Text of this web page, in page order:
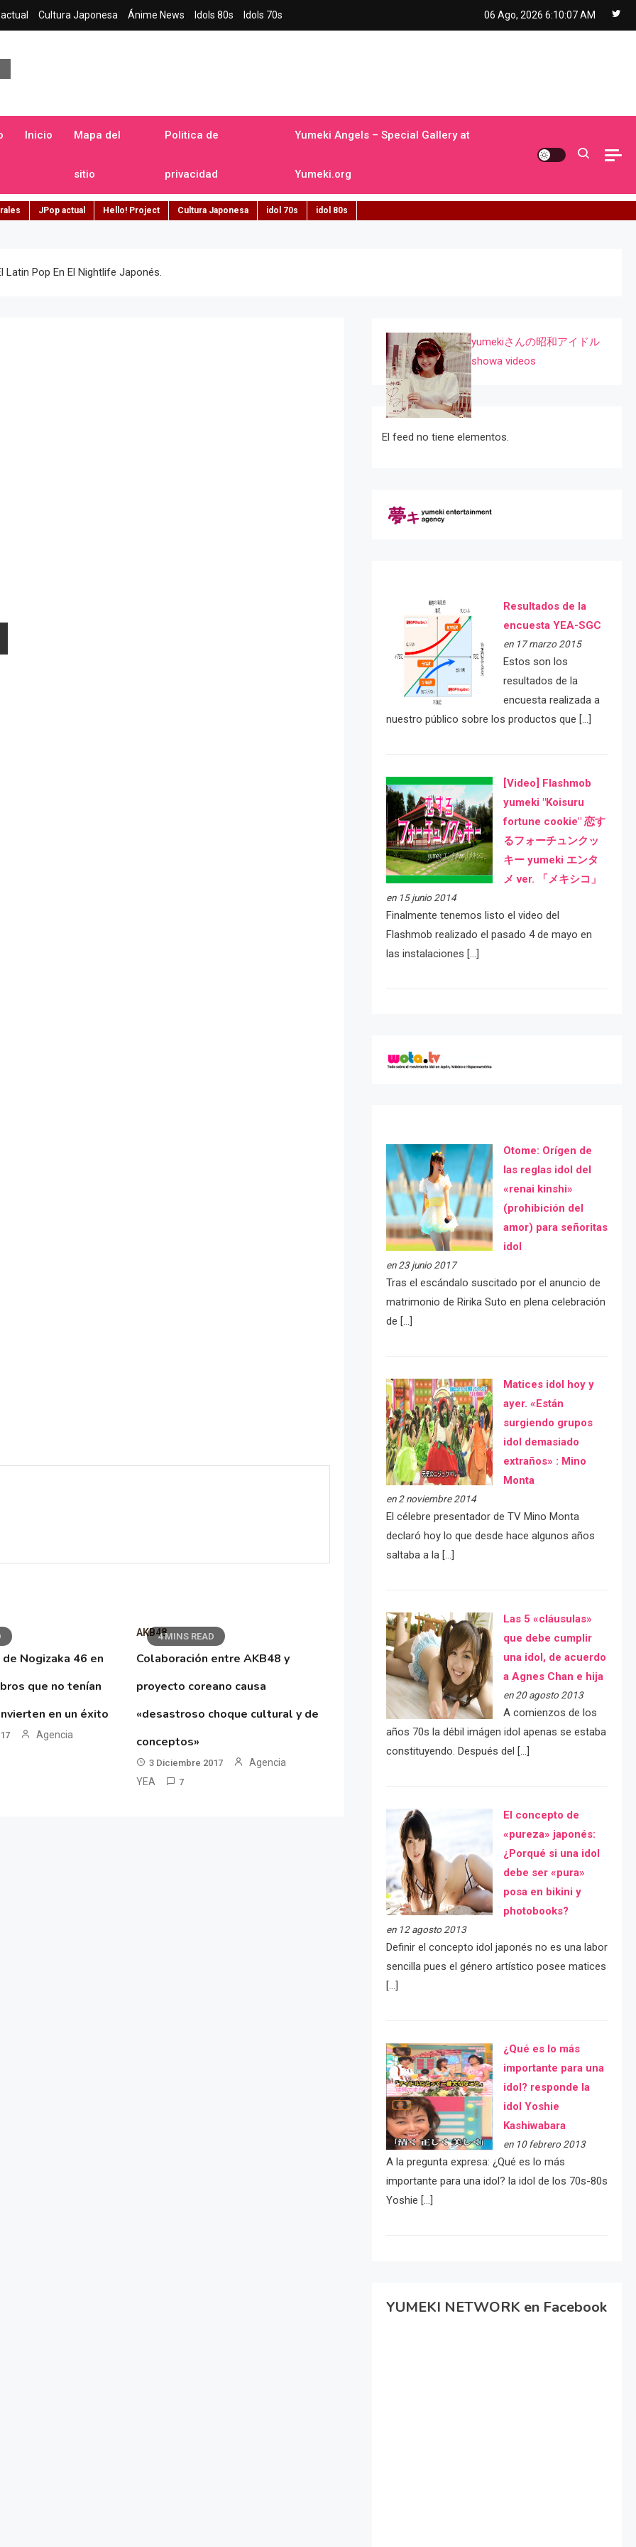
Cultura Japonesa Ánime News Idols 80s Idols 70s 06 Ago, 2026 6:10:07 AM
Inicio Mapa del
sitio
Politica de
privacidad
Yumeki Angels – Special Gallery at
Yumeki.org
JPop actual Hello! Project Cultura Japonesa idol 70s idol 80s
Latin Pop En El Nightlife Japonés.
Nogizaka 46 en
que no tenían
en un éxito
Agencia
4 MINS READ
AKB48
Colaboración entre AKB48 y
proyecto coreano causa
«desastroso choque cultural y de
conceptos»
3 Diciembre 2017
Agencia
YEA
7
yumekiさんの昭和アイドル
showa videos
El feed no tiene elementos.
Resultados de la
encuesta YEA-SGC
en 17 marzo 2015
Estos son los
resultados de la
encuesta realizada a
nuestro público sobre los productos que […]
[Video] Flashmob
yumeki "Koisuru
fortune cookie" 恋す
るフォーチュンクッ
キー yumeki エンタ
メ ver. 「メキシコ」
en 15 junio 2014
Finalmente tenemos listo el video del
Flashmob realizado el pasado 4 de mayo en
las instalaciones […]
Otome: Orígen de
las reglas idol del
«renai kinshi»
(prohibición del
amor) para señoritas
idol
en 23 junio 2017
Tras el escándalo suscitado por el anuncio de
matrimonio de Ririka Suto en plena celebración
de […]
Matices idol hoy y
ayer. «Están
surgiendo grupos
idol demasiado
extraños» : Mino
Monta
en 2 noviembre 2014
El célebre presentador de TV Mino Monta
declaró hoy lo que desde hace algunos años
saltaba a la […]
Las 5 «cláusulas»
que debe cumplir
una idol, de acuerdo
a Agnes Chan e hija
en 20 agosto 2013
A comienzos de los
años 70s la débil imágen idol apenas se estaba
constituyendo. Después del […]
El concepto de
«pureza» japonés:
¿Porqué si una idol
debe ser «pura»
posa en bikini y
photobooks?
en 12 agosto 2013
Definir el concepto idol japonés no es una labor
sencilla pues el género artístico posee matices
[…]
¿Qué es lo más
importante para una
idol? responde la
idol Yoshie
Kashiwabara
en 10 febrero 2013
A la pregunta expresa: ¿Qué es lo más
importante para una idol? la idol de los 70s-80s
Yoshie […]
YUMEKI NETWORK en Facebook